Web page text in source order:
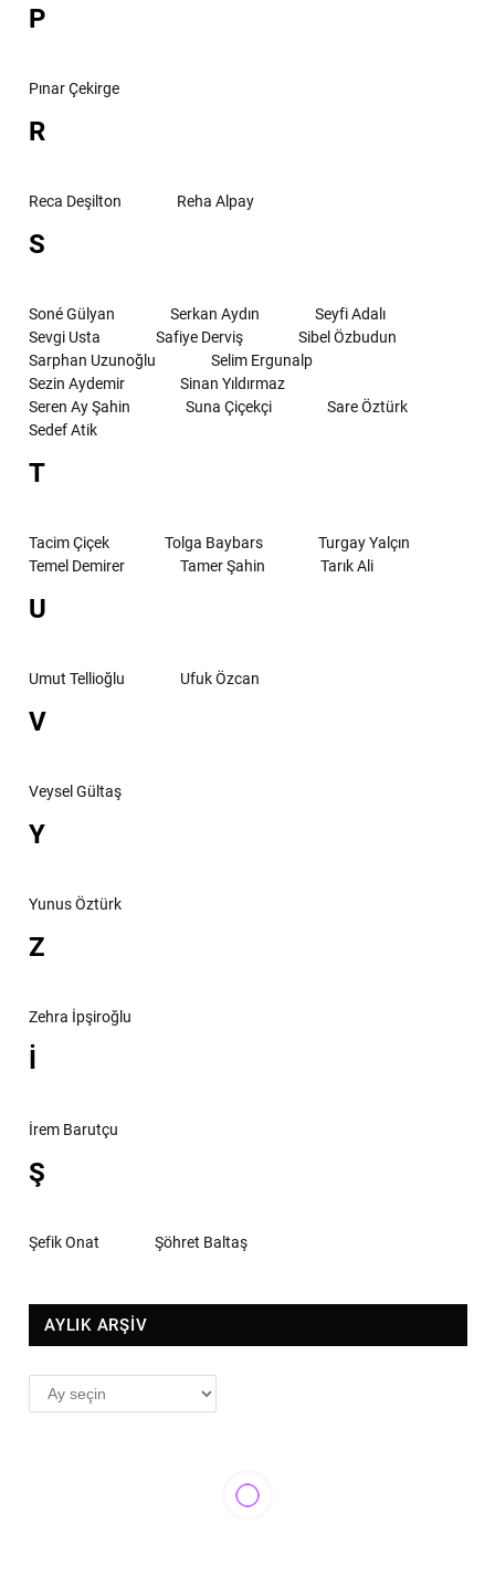
P
Pınar Çekirge
R
Reca Deşilton Reha Alpay
S
Soné Gülyan Serkan Aydın
Seyfi Adalı
Sevgi Usta
Safiye Derviş
Sibel Özbudun
Sarphan Uzunoğlu
Selim Ergunalp
Sezin Aydemir
Sinan Yıldırmaz
Seren Ay Şahin
Suna Çiçekçi
Sare Öztürk
Sedef Atik
T
Tacim Çiçek Tolga Baybars
Turgay Yalçın
Temel Demirer
Tamer Şahin Tarık Ali
U
Umut Tellioğlu Ufuk Özcan
V
Veysel Gültaş
Y
Yunus Öztürk
Z
Zehra İpşiroğlu
İ
İrem Barutçu
Ş
Şefik Onat Şöhret Baltaş
AYLIK ARŞİV
AYLIK
ARŞİV